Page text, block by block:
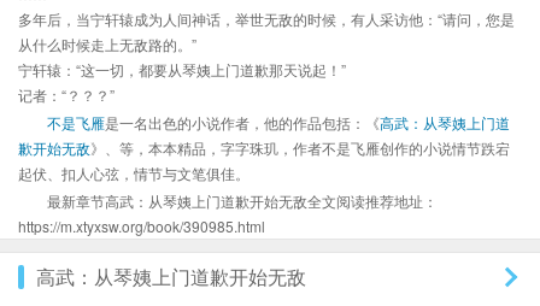
多年后，当宁轩辕成为人间神话，举世无敌的时候，有人采访他：“请问，您是
从什么时候走上无敌路的。”
宁轩辕：“这一切，都要从琴姨上门道歉那天说起！”
记者：“？？？”
不是飞雁是一名出色的小说作者，他的作品包括：《高武：从琴姨上门道
歉开始无敌》、等，本本精品，字字珠玑，作者不是飞雁创作的小说情节跌宕
起伏、扣人心弦，情节与文笔俱佳。
最新章节高武：从琴姨上门道歉开始无敌全文阅读推荐地址：
https://m.xtyxsw.org/book/390985.html
高武：从琴姨上门道歉开始无敌